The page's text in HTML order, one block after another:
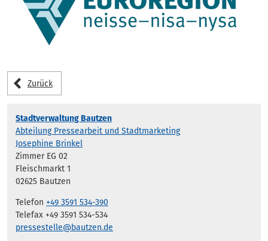
Zurück
Stadtverwaltung Bautzen
Abteilung Pressearbeit und Stadtmarketing
Josephine Brinkel
Zimmer EG 02
Fleischmarkt 1
02625 Bautzen
Telefon +49 3591 534-390
Telefax +49 3591 534-534
pressestelle@bautzen.de